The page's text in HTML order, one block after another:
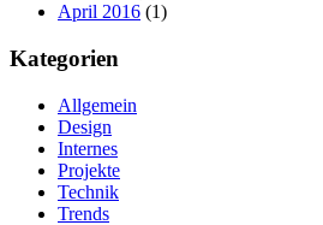
April 2016 (1)
Kategorien
Allgemein
Design
Internes
Projekte
Technik
Trends